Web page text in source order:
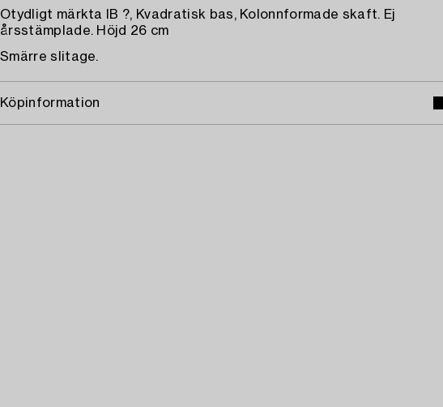
Otydligt märkta IB ?, Kvadratisk bas, Kolonnformade skaft. Ej
årsstämplade. Höjd 26 cm
Smärre slitage.
Köpinformation